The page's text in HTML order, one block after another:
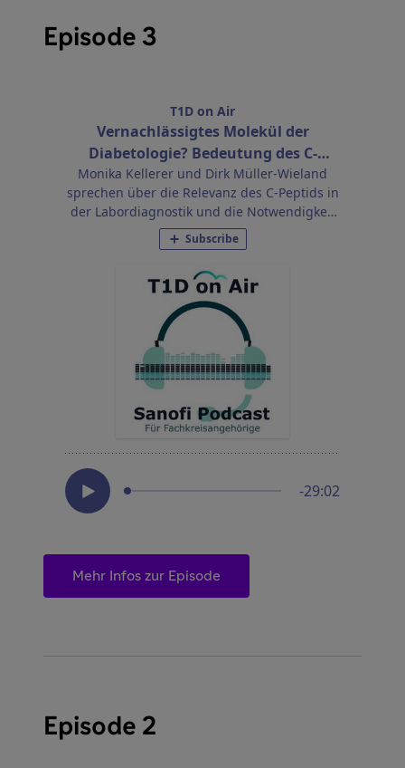
Episode 3
Mehr Infos zur Episode
Episode 2